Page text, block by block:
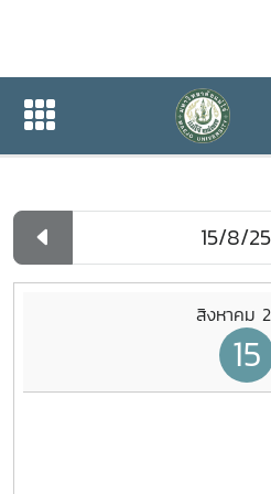
ปฏิทินกิจกรรมขอ
ปฏิทินกิจกรรมของหน่วยงาน
สิงหาคม
15